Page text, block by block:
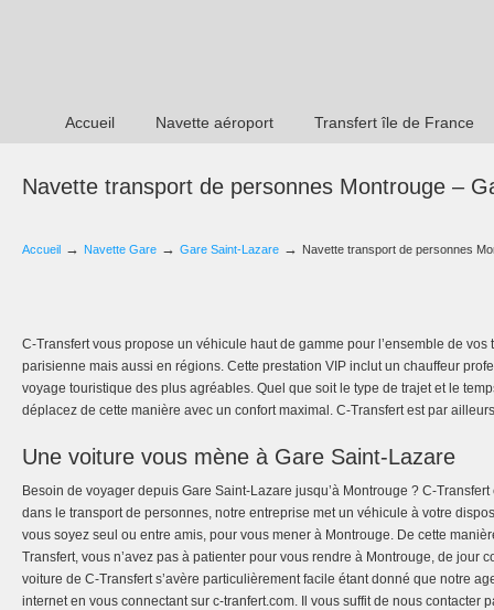
Accueil Navette aéroport Transfert île de France
Navette transport de personnes Montrouge –
Accueil → Navette Gare → Gare Saint-Lazare → Navette transport de personnes
C-Transfert vous propose un véhicule haut de gamme pour l’ensemble de vos
parisienne mais aussi en régions. Cette prestation VIP inclut un chauffeur
voyage touristique des plus agréables. Quel que soit le type de trajet et le
déplacez de cette manière avec un confort maximal. C-Transfert est par
Une voiture vous mène à Gare Saint-Lazare
Besoin de voyager depuis Gare Saint-Lazare jusqu’à Montrouge ? C-
dans le transport de personnes, notre entreprise met un véhicule à votre
vous soyez seul ou entre amis, pour vous mener à Montrouge. De cette
Transfert, vous n’avez pas à patienter pour vous rendre à Montrouge, de jour
voiture de C-Transfert s’avère particulièrement facile étant donné que notre
internet en vous connectant sur c-tranfert.com. Il vous suffit de nous contacter